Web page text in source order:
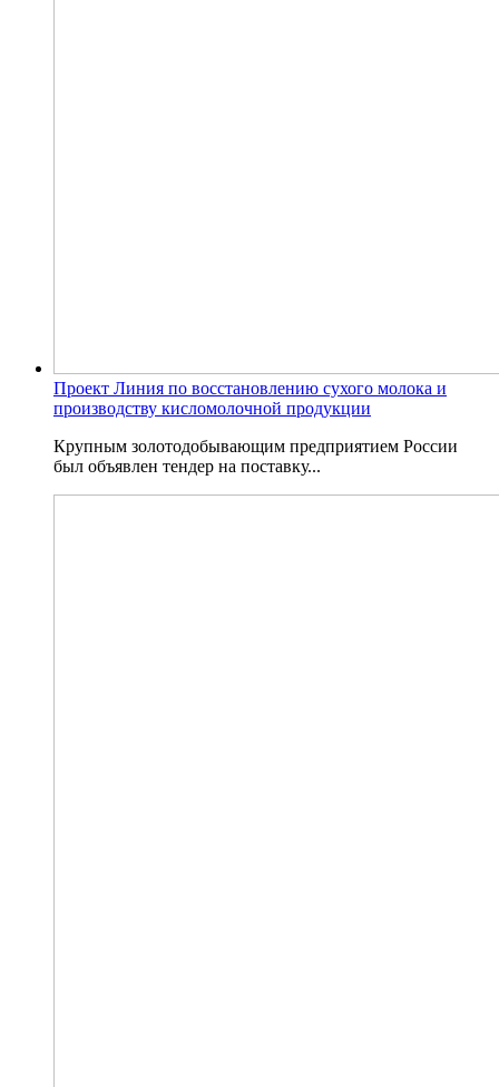
Проект Линия по восстановлению сухого молока и
производству кисломолочной продукции
Крупным золотодобывающим предприятием России
был объявлен тендер на поставку...